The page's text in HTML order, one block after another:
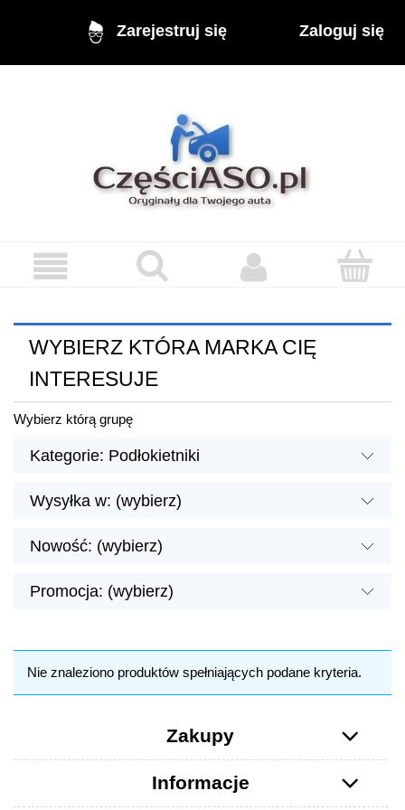
Zarejestruj się Zaloguj się
WYBIERZ KTÓRA MARKA CIĘ
INTERESUJE
Wybierz którą grupę
Kategorie: Podłokietniki
Wysyłka w: (wybierz)
Nowość: (wybierz)
Promocja: (wybierz)
Nie znaleziono produktów spełniających podane kryteria.
Zakupy
Informacje